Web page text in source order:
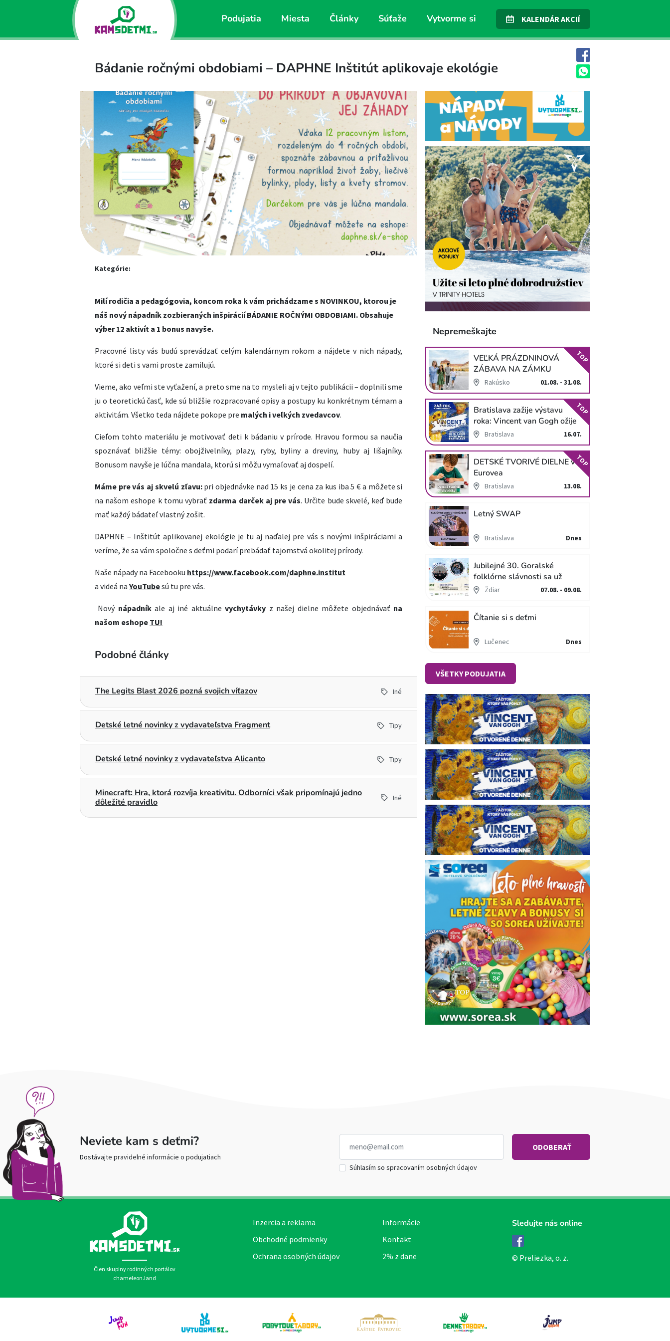
Podujatia Miesta Články Súťaže Vytvorme si KALENDÁR AKCIÍ
Bádanie ročnými obdobiami – DAPHNE Inštitút aplikovaje ekológie
Kategórie:
Milí rodičia a pedagógovia, koncom roka k vám prichádzame s NOVINKOU, ktorou je
náš nový nápadník zozbieraných inšpirácií BÁDANIE ROČNÝMI OBDOBIAMI. Obsahuje
výber 12 aktivít a 1 bonus navyše.
Pracovné listy vás budú sprevádzať celým kalendárnym rokom a nájdete v nich nápady,
ktoré si deti s vami proste zamilujú.
Vieme, ako veľmi ste vyťažení, a preto sme na to mysleli aj v tejto publikácii – doplnili sme
ju o teoretickú časť, kde sú bližšie rozpracované opisy a postupy ku konkrétnym témam a
aktivitám. Všetko teda nájdete pokope pre malých i veľkých zvedavcov.
Cieľom tohto materiálu je motivovať deti k bádaniu v prírode. Hravou formou sa naučia
spoznávať bližšie témy: obojživelníky, plazy, ryby, byliny a dreviny, huby aj lišajníky.
Bonusom navyše je lúčna mandala, ktorú si môžu vymaľovať aj dospelí.
Máme pre vás aj skvelú zľavu:pri objednávke nad 15 ks je cena za kus iba 5 € a môžete si
na našom eshope k tomu vybrať zdarma darček aj pre vás. Určite bude skvelé, keď bude
mať každý bádateľ vlastný zošit.
DAPHNE – Inštitút aplikovanej ekológie je tu aj naďalej pre vás s novými inšpiráciami a
veríme, že sa vám spoločne s deťmi podarí prebádať tajomstvá okolitej prírody.
Naše nápady na Facebooku https://www.facebook.com/daphne.institut
a videá na YouTubesú tu pre vás.
Nový nápadníkale aj iné aktuálnevychytávky z našej dielne môžete objednávaťna
našom eshope TU!
Podobné články
The Legits Blast 2026 pozná svojich víťazov Iné
Detské letné novinky z vydavateľstva Fragment Tipy
Detské letné novinky z vydavateľstva Alicanto Tipy
Minecraft: Hra, ktorá rozvíja kreativitu. Odborníci však pripomínajú jedno
dôležité pravidlo
Iné
Nepremeškajte
VEĽKÁ PRÁZDNINOVÁ
ZÁBAVA NA ZÁMKU
SCHLOSS HOF
Rakúsko 01.08. - 31.08.
TOP
Bratislava zažije výstavu
roka: Vincent van Gogh ožije
v unikátnej imerzívnej šou!
Bratislava 16.07.
TOP
DETSKÉ TVORIVÉ DIELNE v
Eurovea
Bratislava 13.08.
TOP
Letný SWAP
Bratislava Dnes
Jubilejné 30. Goralské
folklórne slávnosti sa už
blížiaŽdiar 07.08. - 09.08.
Čítanie si s deťmi
Lučenec Dnes
VŠETKY PODUJATIA
Neviete kam s deťmi?
Dostávajte pravidelné informácie o podujatiach
Súhlasím so spracovaním osobných údajov
Člen skupiny rodinných portálov
chameleon.land
Inzercia a reklama
Obchodné podmienky
Ochrana osobných údajov
Informácie
Kontakt
2% z dane
Sledujte nás online
© Preliezka, o. z.